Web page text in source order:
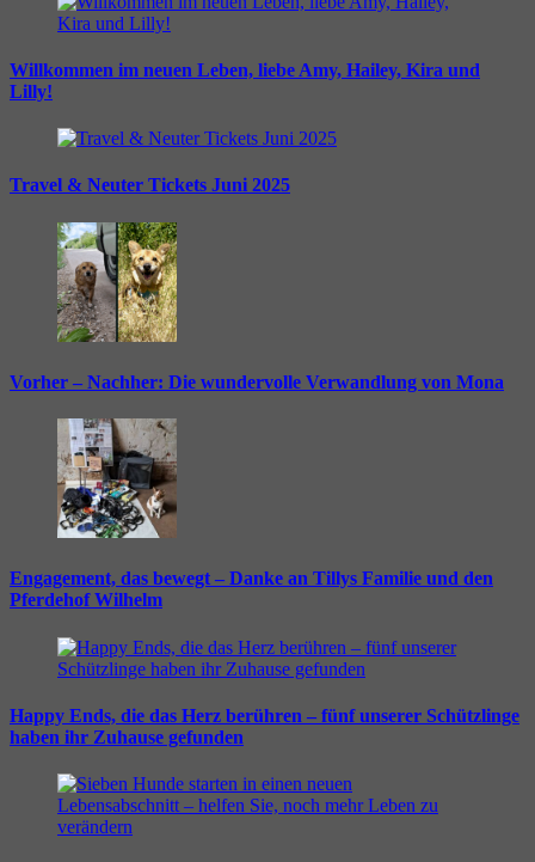
Willkommen im neuen Leben, liebe Amy, Hailey, Kira und
Lilly!
Travel & Neuter Tickets Juni 2025
Vorher – Nachher: Die wundervolle Verwandlung von Mona
Engagement, das bewegt – Danke an Tillys Familie und den
Pferdehof Wilhelm
Happy Ends, die das Herz berühren – fünf unserer Schützlinge
haben ihr Zuhause gefunden